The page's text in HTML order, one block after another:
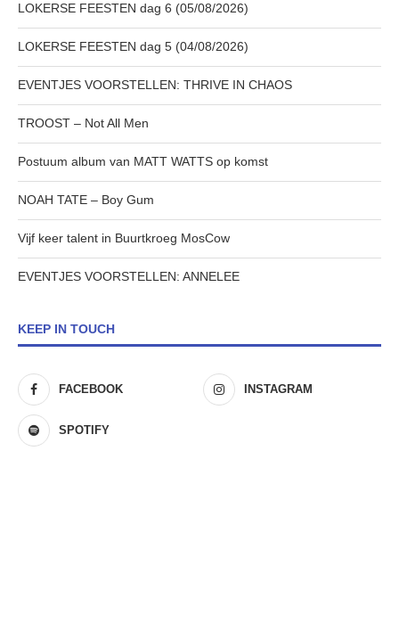
LOKERSE FEESTEN dag 6 (05/08/2026)
LOKERSE FEESTEN dag 5 (04/08/2026)
EVENTJES VOORSTELLEN: THRIVE IN CHAOS
TROOST – Not All Men
Postuum album van MATT WATTS op komst
NOAH TATE – Boy Gum
Vijf keer talent in Buurtkroeg MosCow
EVENTJES VOORSTELLEN: ANNELEE
KEEP IN TOUCH
FACEBOOK INSTAGRAM
SPOTIFY